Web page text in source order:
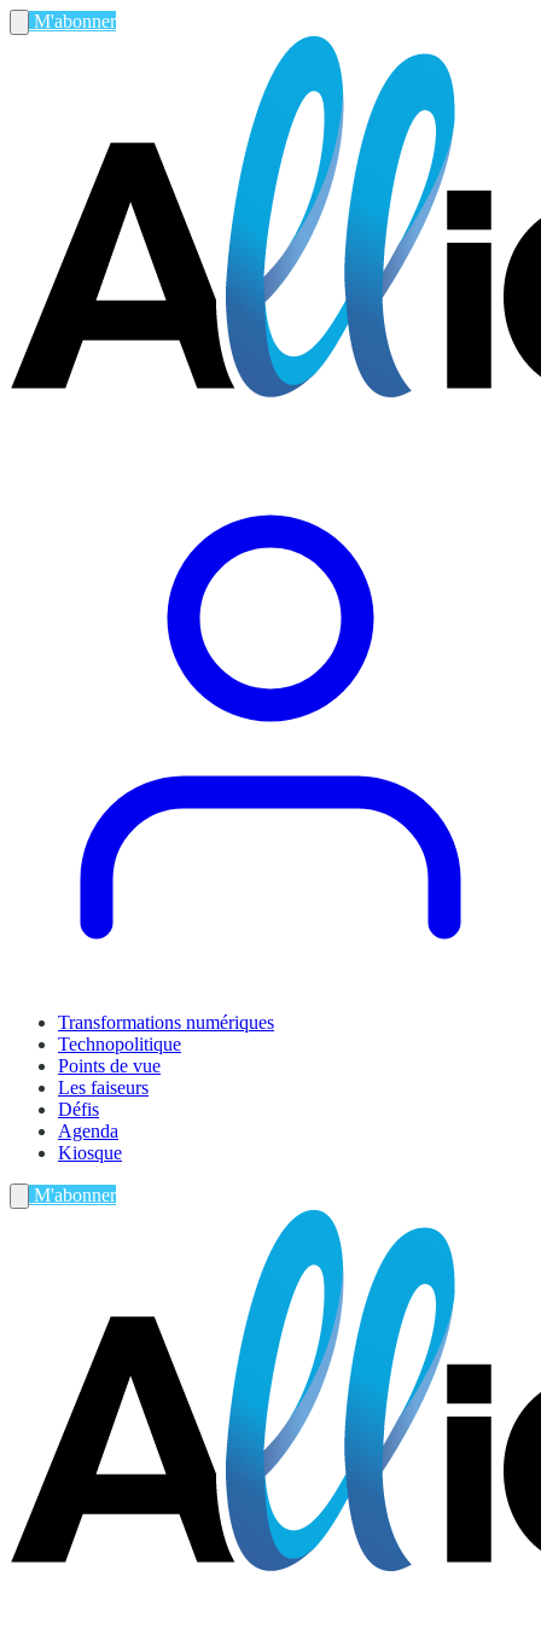
M'abonner
Transformations numériques
Technopolitique
Points de vue
Les faiseurs
Défis
Agenda
Kiosque
M'abonner